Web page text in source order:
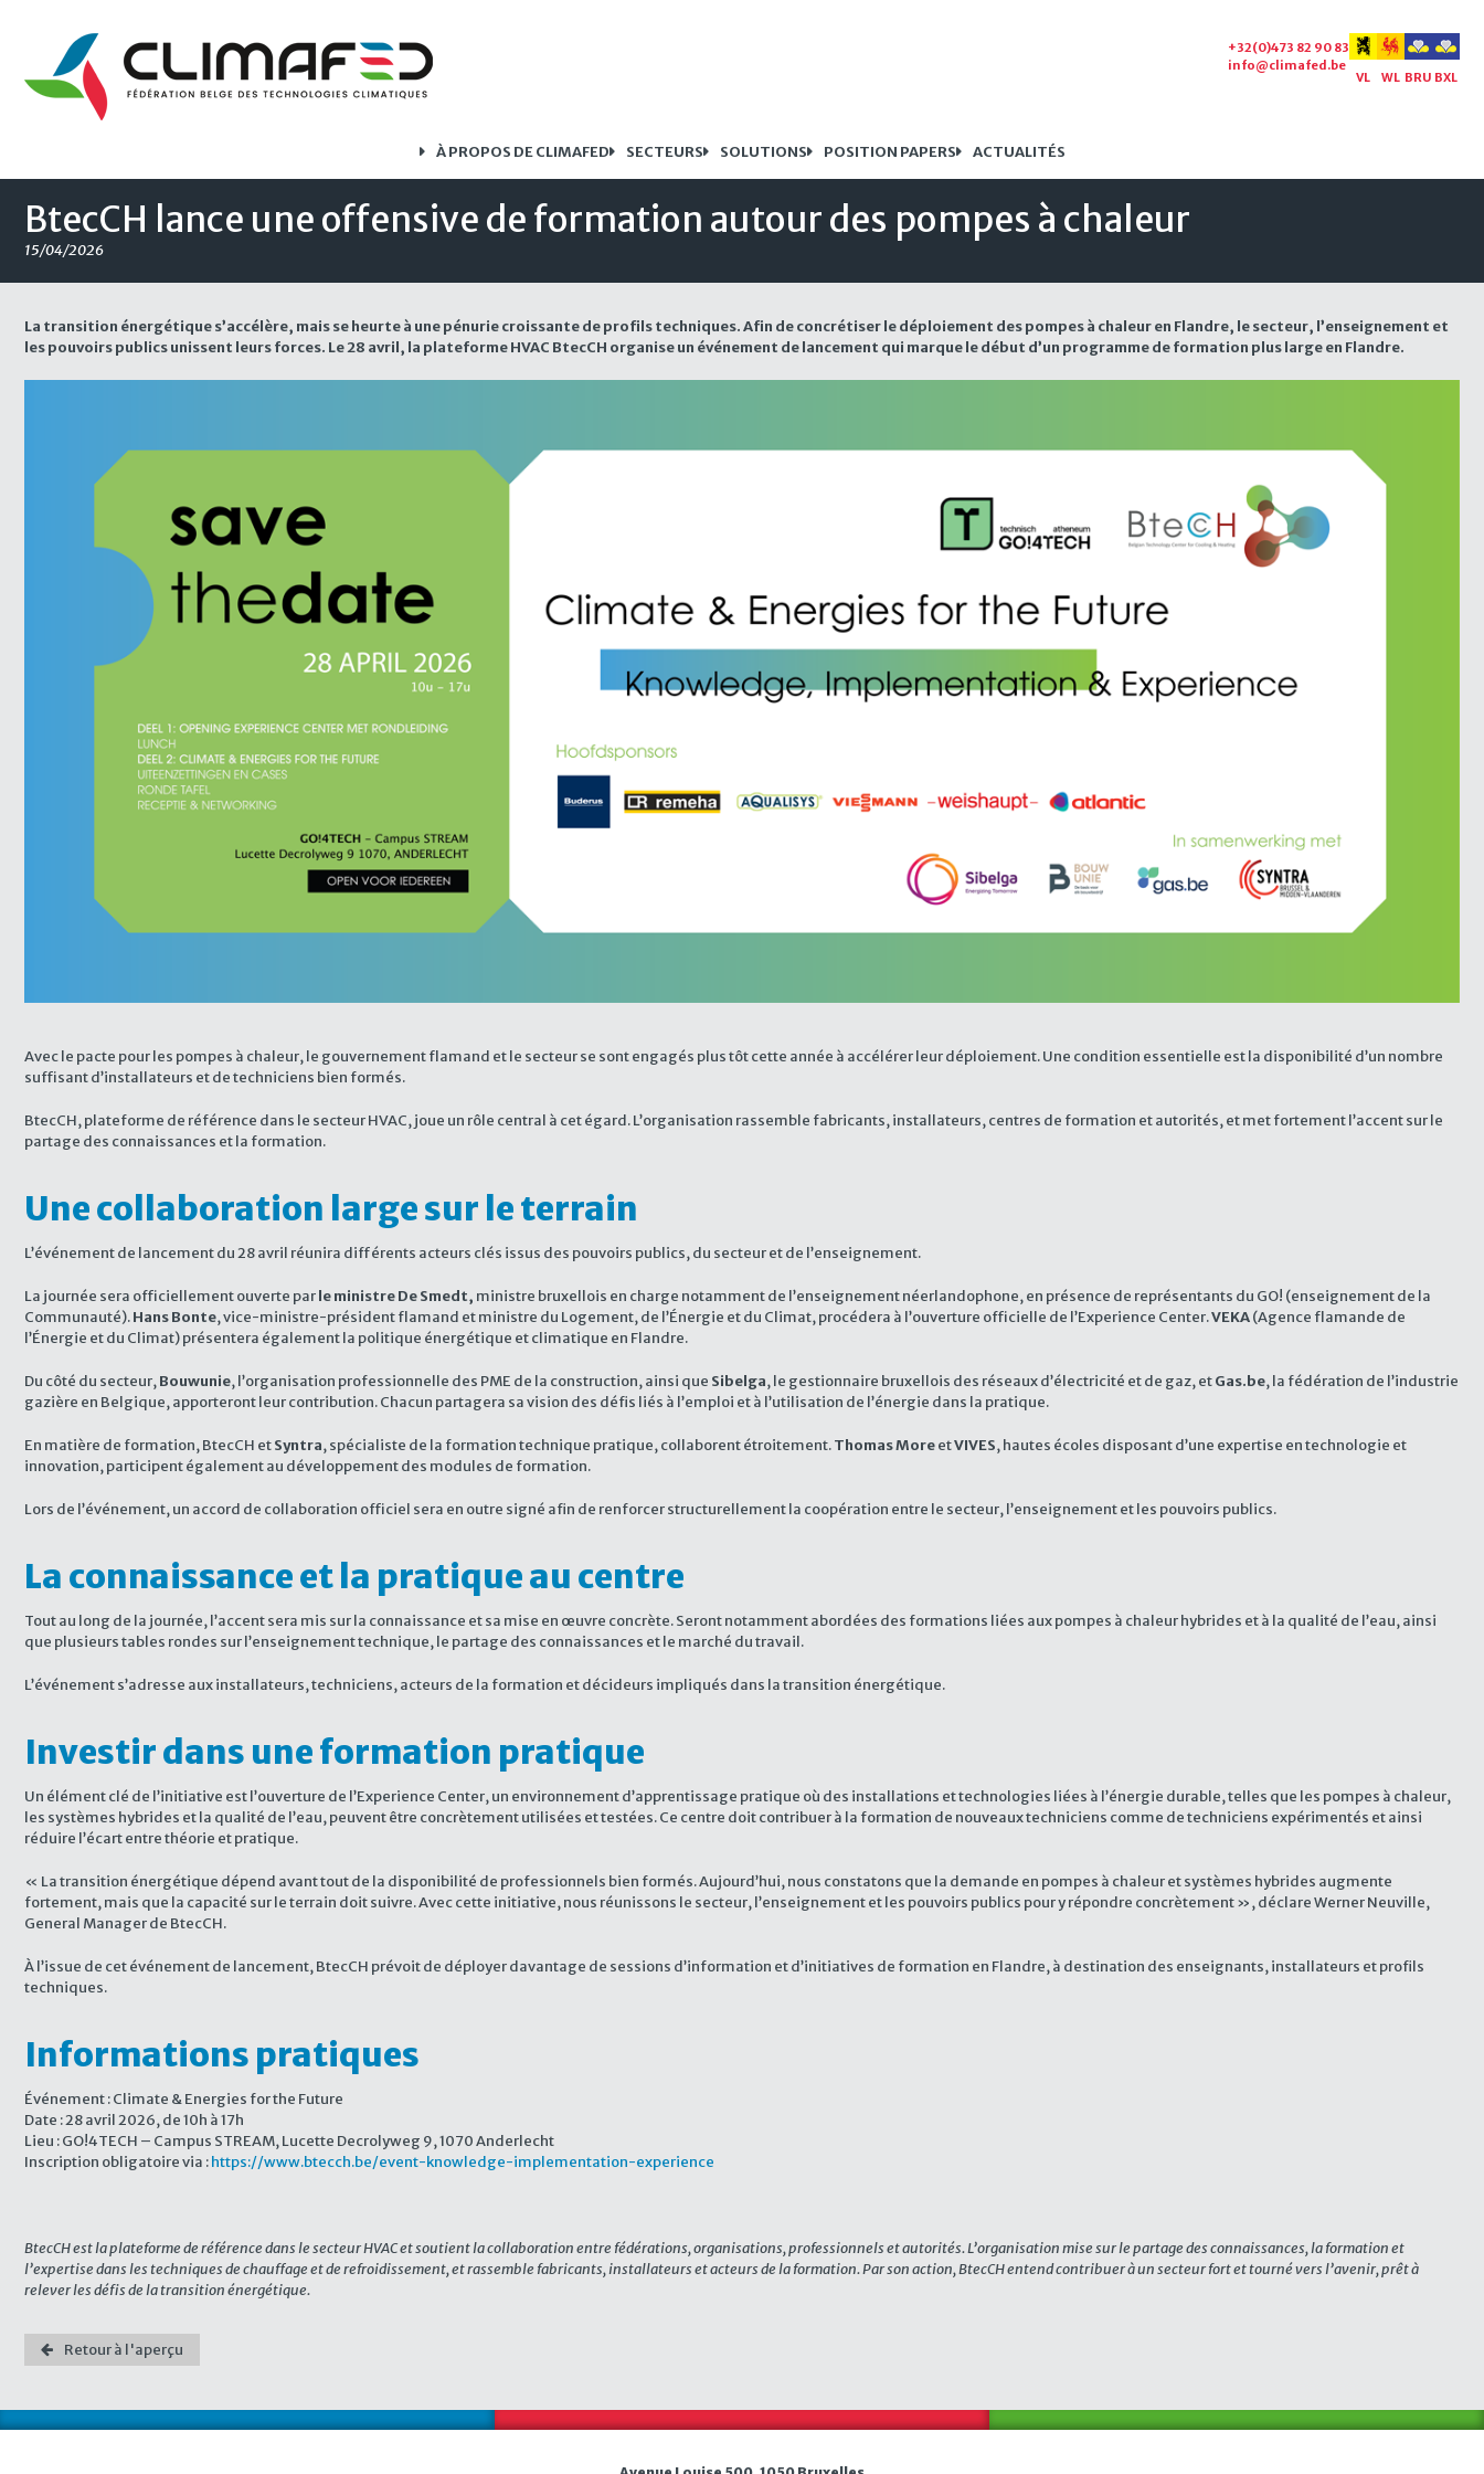
+32(0)473 82 90 83
info@climafed.be
VL WL BRU BXL
À PROPOS DE CLIMAFED SECTEURS SOLUTIONS POSITION PAPERS ACTUALITÉS
BtecCH lance une offensive de formation autour des pompes à chaleur
15/04/2026
La transition énergétique s’accélère, mais se heurte à une pénurie croissante de profils techniques. Afin de concrétiser le déploiement des pompes à chaleur en Flandre, le secteur, l’enseignement et
les pouvoirs publics unissent leurs forces. Le 28 avril, la plateforme HVAC BtecCH organise un événement de lancement qui marque le début d’un programme de formation plus large en Flandre.
Avec le pacte pour les pompes à chaleur, le gouvernement flamand et le secteur se sont engagés plus tôt cette année à accélérer leur déploiement. Une condition essentielle est la disponibilité d’un nombre
suffisant d’installateurs et de techniciens bien formés.
BtecCH, plateforme de référence dans le secteur HVAC, joue un rôle central à cet égard. L’organisation rassemble fabricants, installateurs, centres de formation et autorités, et met fortement l’accent sur le
partage des connaissances et la formation.
Une collaboration large sur le terrain
L’événement de lancement du 28 avril réunira différents acteurs clés issus des pouvoirs publics, du secteur et de l’enseignement.
La journée sera officiellement ouverte parle ministre De Smedt, ministre bruxellois en charge notamment de l’enseignement néerlandophone, en présence de représentants du GO! (enseignement de la
Communauté).Hans Bonte, vice-ministre-président flamand et ministre du Logement, de l’Énergie et du Climat, procédera à l’ouverture officielle de l’Experience Center.VEKA(Agence flamande de
l’Énergie et du Climat) présentera également la politique énergétique et climatique en Flandre.
Du côté du secteur,Bouwunie, l’organisation professionnelle des PME de la construction, ainsi que Sibelga, le gestionnaire bruxellois des réseaux d’électricité et de gaz, etGas.be, la fédération de l’industrie
gazière en Belgique, apporteront leur contribution. Chacun partagera sa vision des défis liés à l’emploi et à l’utilisation de l’énergie dans la pratique.
En matière de formation, BtecCH etSyntra, spécialiste de la formation technique pratique, collaborent étroitement.Thomas MoreetVIVES, hautes écoles disposant d’une expertise en technologie et
innovation, participent également au développement des modules de formation.
Lors de l’événement, un accord de collaboration officiel sera en outre signé afin de renforcer structurellement la coopération entre le secteur, l’enseignement et les pouvoirs publics.
La connaissance et la pratique au centre
Tout au long de la journée, l’accent sera mis sur la connaissance et sa mise en œuvre concrète. Seront notamment abordées des formations liées aux pompes à chaleur hybrides et à la qualité de l’eau, ainsi
que plusieurs tables rondes sur l’enseignement technique, le partage des connaissances et le marché du travail.
L’événement s’adresse aux installateurs, techniciens, acteurs de la formation et décideurs impliqués dans la transition énergétique.
Investir dans une formation pratique
Un élément clé de l’initiative est l’ouverture de l’Experience Center, un environnement d’apprentissage pratique où des installations et technologies liées à l’énergie durable, telles que les pompes à chaleur,
les systèmes hybrides et la qualité de l’eau, peuvent être concrètement utilisées et testées. Ce centre doit contribuer à la formation de nouveaux techniciens comme de techniciens expérimentés et ainsi
réduire l’écart entre théorie et pratique.
« La transition énergétique dépend avant tout de la disponibilité de professionnels bien formés. Aujourd’hui, nous constatons que la demande en pompes à chaleur et systèmes hybrides augmente
fortement, mais que la capacité sur le terrain doit suivre. Avec cette initiative, nous réunissons le secteur, l’enseignement et les pouvoirs publics pour y répondre concrètement », déclare Werner Neuville,
General Manager de BtecCH.
À l’issue de cet événement de lancement, BtecCH prévoit de déployer davantage de sessions d’information et d’initiatives de formation en Flandre, à destination des enseignants, installateurs et profils
techniques.
Informations pratiques
Événement : Climate & Energies for the Future
Date : 28 avril 2026, de 10h à 17h
Lieu : GO!4TECH – Campus STREAM, Lucette Decrolyweg 9, 1070 Anderlecht
Inscription obligatoire via :https://www.btecch.be/event-knowledge-implementation-experience
BtecCH est la plateforme de référence dans le secteur HVAC et soutient la collaboration entre fédérations, organisations, professionnels et autorités. L’organisation mise sur le partage des connaissances, la formation et
l’expertise dans les techniques de chauffage et de refroidissement, et rassemble fabricants, installateurs et acteurs de la formation. Par son action, BtecCH entend contribuer à un secteur fort et tourné vers l’avenir, prêt à
relever les défis de la transition énergétique.
Retour à l'aperçu